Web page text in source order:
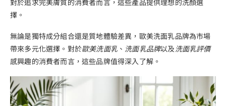
擇。
無論是獨特成分組合還是質地體驗差異，歐美洗面乳品牌為市場
帶來多元化選擇。對於歐美洗面乳 、 洗面乳品牌以及 洗面乳評價
感興趣的消費者而言，這些品牌值得深入了解。